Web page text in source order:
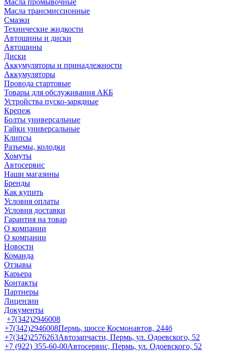
Масла промывочные
Масла трансмиссионные
Смазки
Технические жидкости
Автошины и диски
Автошины
Диски
Аккумуляторы и принадлежности
Аккумуляторы
Провода стартовые
Товары для обслуживания АКБ
Устройства пуско-зарядные
Крепеж
Болты универсальные
Гайки универсальные
Клипсы
Разъемы, колодки
Хомуты
Автосервис
Наши магазины
Бренды
Как купить
Условия оплаты
Условия доставки
Гарантия на товар
О компании
О компании
Новости
Команда
Отзывы
Карьера
Контакты
Партнеры
Лицензии
Документы
+7(342)2946008
+7(342)2946008Пермь, шоссе Космонавтов, 244б
+7(342)2576263Автозапчасти, Пермь, ул. Одоевского, 52
+7 (922) 355-60-00Автосервис, Пермь, ул. Одоевского, 52